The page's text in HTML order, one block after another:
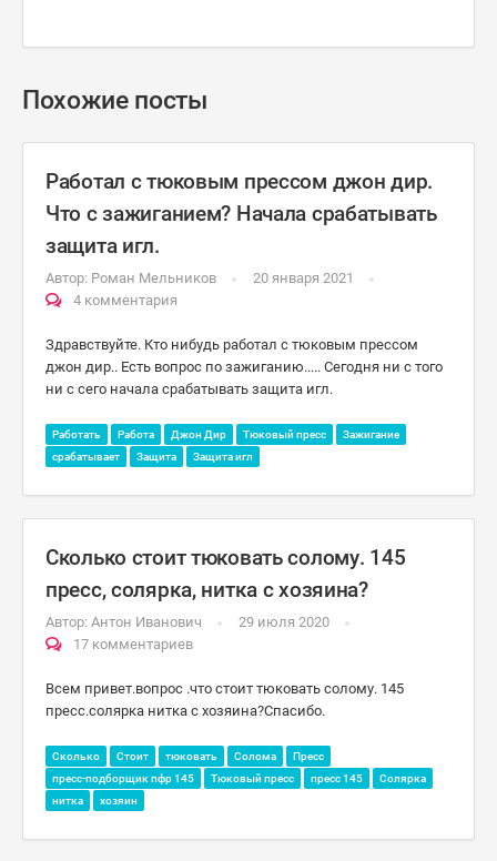
Похожие посты
Работал с тюковым прессом джон дир.
Что с зажиганием? Начала срабатывать
защита игл.
Автор: Роман Мельников
20 января 2021
4 комментария
Здравствуйте. Кто нибудь работал с тюковым прессом
джон дир.. Есть вопрос по зажиганию..... Сегодня ни с того
ни с сего начала срабатывать защита игл.
Работать Работа Джон Дир Тюковый пресс
Зажигание
срабатывает
Защита Защита игл
Сколько стоит тюковать солому. 145
пресс, солярка, нитка с хозяина?
Автор: Антон Иванович
29 июля 2020
17 комментариев
Всем привет.вопрос .что стоит тюковать солому. 145
пресс.солярка нитка с хозяина?Спасибо.
Сколько Стоит тюковать Солома
Пресс
пресс-подборщик пфр 145
Тюковый пресс пресс 145
Солярка
нитка
хозяин